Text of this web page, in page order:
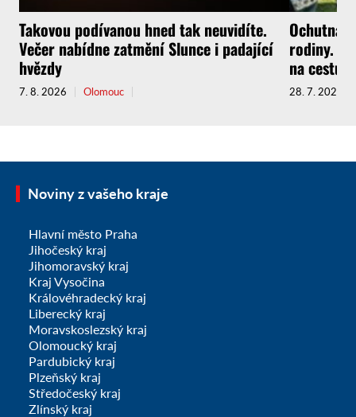
Takovou podívanou hned tak neuvidíte.
Večer nabídne zatmění Slunce i padající
hvězdy
7. 8. 2026 Olomouc
rodiny.
na cestu.
28. 7. 2026
Noviny z vašeho kraje
Hlavní město Praha
Jihočeský kraj
Jihomoravský kraj
Kraj Vysočina
Královéhradecký kraj
Liberecký kraj
Moravskoslezský kraj
Olomoucký kraj
Pardubický kraj
Plzeňský kraj
Středočeský kraj
Zlínský kraj